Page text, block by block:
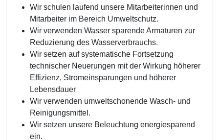
Wir schulen laufend unsere Mitarbeiterinnen und
Mitarbeiter im Bereich Umweltschutz.
Wir verwenden Wasser sparende Armaturen zur
Reduzierung des Wasserverbrauchs.
Wir setzen auf systematische Fortsetzung
technischer Neuerungen mit der Wirkung höherer
Effizienz, Stromeinsparungen und höherer
Lebensdauer
Wir verwenden umweltschonende Wasch- und
Reinigungsmittel.
Wir setzen unsere Beleuchtung energiesparend
ein.